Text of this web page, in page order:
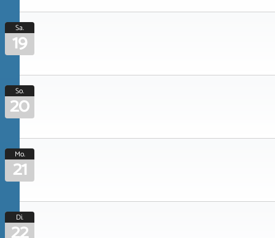
Sa.
19
So.
20
Mo.
21
Di.